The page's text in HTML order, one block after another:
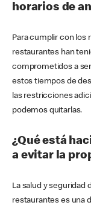
horarios de
Para cumplir con los
restaurantes han
comprometidos a
estos tiempos de
las restricciones
podemos quitarlas.
¿Qué está
a evitar la
La salud y seguridad
restaurantes es una